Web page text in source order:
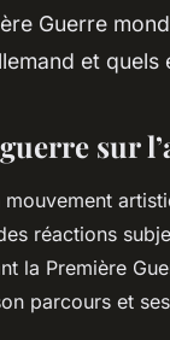
Guerre
et
sur
mouvement
réactions
la Première
parcours et